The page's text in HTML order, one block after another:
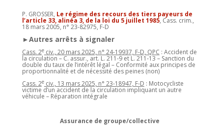
P. GROSSER, Le régime des recours des tiers payeurs de
l’article 33, alinéa 3, de la loi du 5 juillet 1985, Cass. crim.,
18 mars 2005, n° 23-82975, F-D
►Autres arrêts à signaler
Cass. 2eciv., 20 mars 2025, n° 24-19937, F-D, QPC : Accident de
la circulation – C. assur., art. L. 211-9 et L. 211-13 – Sanction du
double du taux de l’intérêt légal – Conformité aux principes de
proportionnalité et de nécessité des peines (non)
Cass. 2eciv., 13 mars 2025, n° 23-18947, F-D : Motocycliste
victime d’un accident de la circulation impliquant un autre
véhicule – Réparation intégrale
Assurance de groupe/collective